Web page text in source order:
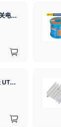
MW(明纬)LRS-350-24开关电源直流DC稳压变压器监控24V 14.6A
优利德 数字式手持万用表 UT890C NCV;三极管测试;二极管测试;火线辨别;真有效值;通断测试